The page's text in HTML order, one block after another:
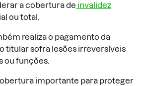
a cobertura de invalidez
ou total.
realiza o pagamento da
titular sofra lesões irreversíveis
ou funções.
importante para proteger